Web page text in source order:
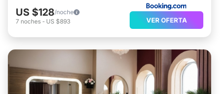
US $128/noche
7 noches - US $893 VER OFERTA